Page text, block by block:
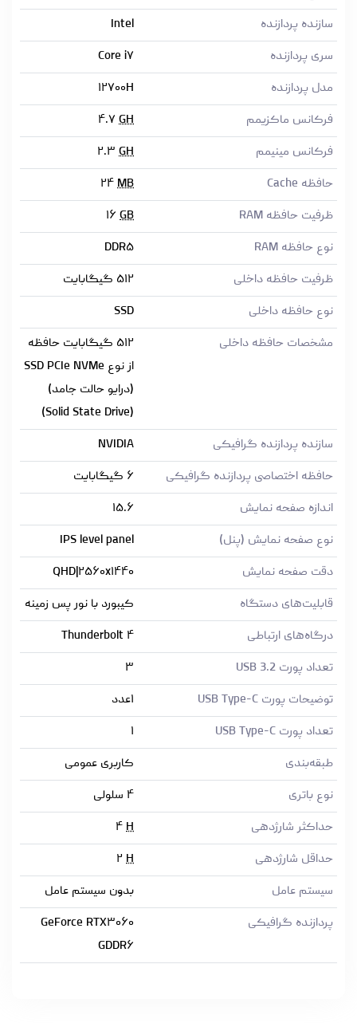
سازنده پردازنده
Intel
سری پردازنده
Core i۷
مدل پردازنده
۱۲۷۰۰H
فرکانس ماکزیمم
۴.۷ GH
فرکانس مینیمم
۲.۳ GH
حافظه Cache
۲۴ MB
ظرفیت حافظه RAM
۱۶ GB
نوع حافظه RAM
DDR۵
ظرفیت حافظه داخلی
۵۱۲ گیگابایت
نوع حافظه داخلی
SSD
مشخصات حافظه داخلی
۵۱۲ گیگابایت حافظه
از نوع SSD PCIe NVMe
(درایو حالت جامد)
(Solid State Drive)
سازنده پردازنده گرافیکی
NVIDIA
حافظه اختصاصی پردازنده گرافیکی
۶ گیگابایت
اندازه صفحه نمایش
۱۵.۶
نوع صفحه نمایش (پنل)
IPS level panel
دقت صفحه نمایش
QHD|۲۵۶۰x۱۴۴۰
قابلیت‌های دستگاه
کیبورد با نور پس زمینه
درگاه‌های ارتباطی
Thunderbolt ۴
تعداد پورت USB 3.2
۳
توضیحات پورت USB Type-C
۱عدد
تعداد پورت USB Type-C
۱
طبقه‌بندی
کاربری عمومی
نوع باتری
۴ سلولی
حداکثر شارژدهی
۴ H
حداقل شارژدهی
۲ H
سیستم عامل
بدون سیستم عامل
پردازنده گرافیکی
GeForce RTX۳۰۶۰
GDDR۶